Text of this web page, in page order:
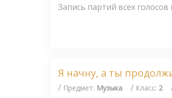
Запись партий всех
Я начну, а ты
/ Предмет: Музыка / Класс: 2